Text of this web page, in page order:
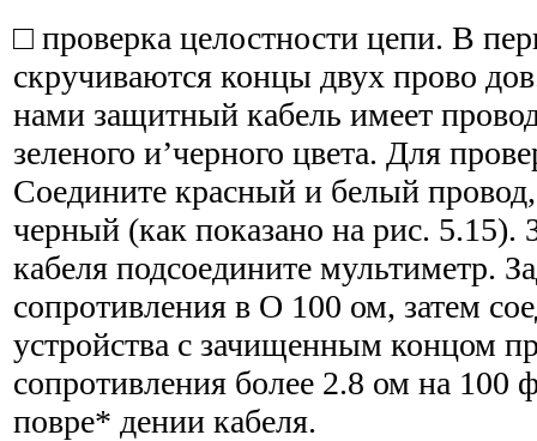
□ проверка целостности цепи. В
скручиваются концы двух прово
нами защитный кабель имеет
зеленого и’черного цвета. Для
Соедините красный и белый
черный (как показано на рис. 5.15).
кабеля подсоедините мультиметр.
сопротивления в О 100 ом, затем
устройства с зачищенным концом
сопротивления более 2.8 ом на 100
повре* дении кабеля.